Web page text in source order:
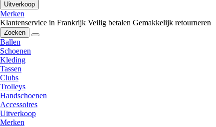
Uitverkoop
Merken
Klantenservice in Frankrijk Veilig betalen Gemakkelijk retourneren
Zoeken
Ballen
Schoenen
Kleding
Tassen
Clubs
Trolleys
Handschoenen
Accessoires
Uitverkoop
Merken